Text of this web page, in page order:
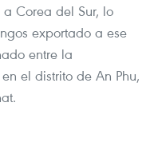
Corea del Sur, lo
exportado a ese
entre la
el distrito de An Phu,